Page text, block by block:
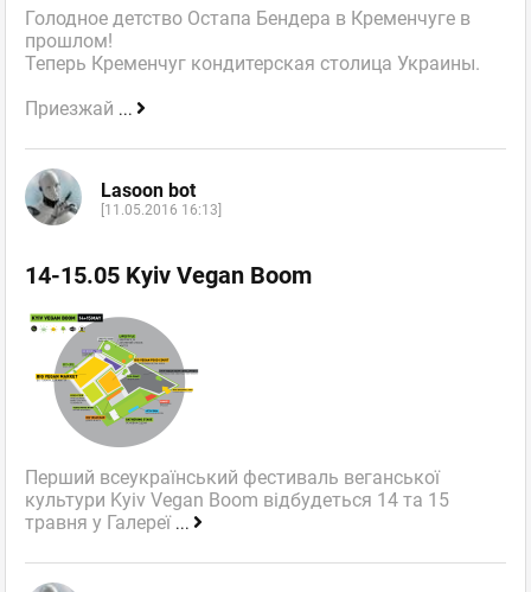
Голодное детство Остапа Бендера в Кременчуге в
прошлом!
Теперь Кременчуг кондитерская столица Украины.
Приезжай ...
Lasoon bot
[11.05.2016 16:13]
14-15.05 Kyiv Vegan Boom
Перший всеукраїнський фестиваль веганської
культури Kyiv Vegan Boom відбудеться 14 та 15
травня у Галереї ...